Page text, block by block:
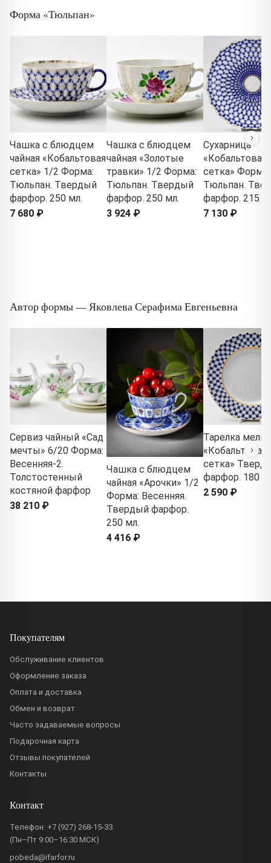
Форма «Тюльпан»
Чашка с блюдцем
чайная «Кобальтовая
сетка» 1/2 Форма:
Тюльпан. Твердый
фарфор. 250 мл.
7 680 ₽
Чашка с блюдцем
чайная «Золотые
травки» 1/2 Форма:
Тюльпан. Твердый
фарфор. 250 мл.
3 924 ₽
Сухарница
«Кобальтовая
сетка» Форма:
Тюльпан.
фарфор. 215
7 130 ₽
Автор формы — Яковлева Серафима Евгеньевна
Сервиз чайный «Сад
мечты» 6/20 Форма:
Весенняя-2.
Толстостенный
костяной фарфор
38 210 ₽
Чашка с блюдцем
чайная «Арочки» 1/2
Форма: Весенняя.
Твердый фарфор.
250 мл.
4 416 ₽
Тарелка
«Кобальтовая
сетка»
фарфор. 180
2 590 ₽
Покупателям
Обслуживание клиентов
Оформление заказа
Оплата и доставка
Обмен и возврат
Часто задаваемые вопросы
Подарочная карта
Отзывы покупателей
Контакты
Контакт
Телефон: +7 (927) 268-15-33
(Пн–Пт 9:00–16:30 МСК)
pobeda@ifarfor.ru